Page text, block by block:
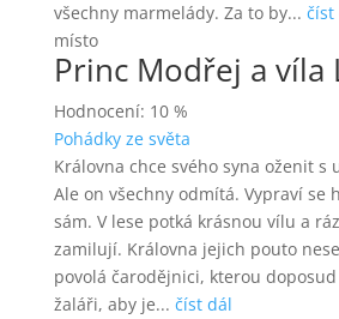
všechny marmelády. Za to by... číst
místo
Princ Modřej a víla
Hodnocení: 10 %
Pohádky ze světa
Královna chce svého syna oženit s
Ale on všechny odmítá. Vypraví se
sám. V lese potká krásnou vílu a
zamilují. Královna jejich pouto
povolá čarodějnici, kterou
žaláři, aby je... číst dál